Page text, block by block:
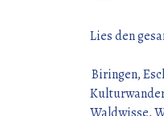
Lies den
Biringen,